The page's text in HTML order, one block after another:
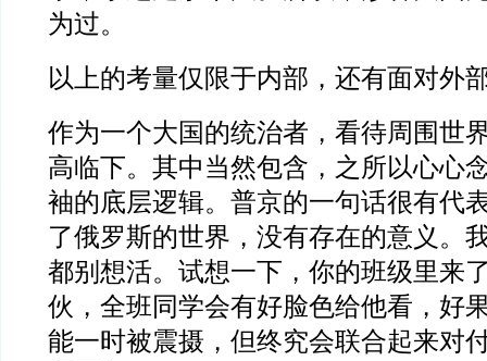
为过。
以上的考量仅限于内部，还有面对外
作为一个大国的统治者，看待周围世
高临下。其中当然包含，之所以心心
袖的底层逻辑。普京的一句话很有代
了俄罗斯的世界，没有存在的意义。
都别想活。试想一下，你的班级里来
伙，全班同学会有好脸色给他看，好
能一时被震摄，但终究会联合起来对